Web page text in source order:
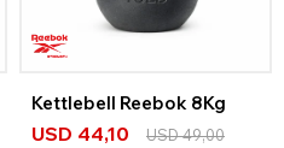
Kettlebell Reebok 8Kg
USD 44,10 USD49,00